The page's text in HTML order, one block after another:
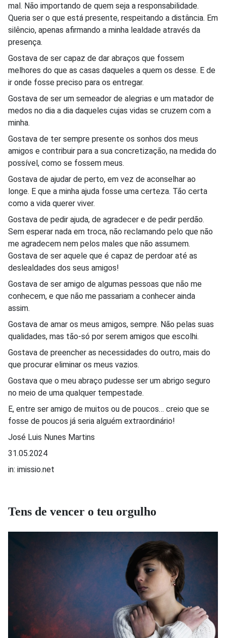
mal. Não importando de quem seja a responsabilidade.
Queria ser o que está presente, respeitando a distância. Em
silêncio, apenas afirmando a minha lealdade através da
presença.
Gostava de ser capaz de dar abraços que fossem
melhores do que as casas daqueles a quem os desse. E de
ir onde fosse preciso para os entregar.
Gostava de ser um semeador de alegrias e um matador de
medos no dia a dia daqueles cujas vidas se cruzem com a
minha.
Gostava de ter sempre presente os sonhos dos meus
amigos e contribuir para a sua concretização, na medida do
possível, como se fossem meus.
Gostava de ajudar de perto, em vez de aconselhar ao
longe. E que a minha ajuda fosse uma certeza. Tão certa
como a vida querer viver.
Gostava de pedir ajuda, de agradecer e de pedir perdão.
Sem esperar nada em troca, não reclamando pelo que não
me agradecem nem pelos males que não assumem.
Gostava de ser aquele que é capaz de perdoar até as
deslealdades dos seus amigos!
Gostava de ser amigo de algumas pessoas que não me
conhecem, e que não me passariam a conhecer ainda
assim.
Gostava de amar os meus amigos, sempre. Não pelas suas
qualidades, mas tão-só por serem amigos que escolhi.
Gostava de preencher as necessidades do outro, mais do
que procurar eliminar os meus vazios.
Gostava que o meu abraço pudesse ser um abrigo seguro
no meio de uma qualquer tempestade.
E, entre ser amigo de muitos ou de poucos… creio que se
fosse de poucos já seria alguém extraordinário!
José Luis Nunes Martins
31.05.2024
in: imissio.net
Tens de vencer o teu orgulho